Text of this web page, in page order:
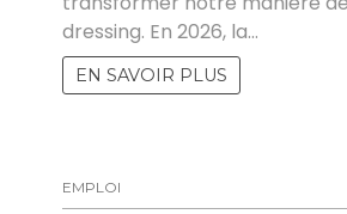
dressing. En 2026, la…
EN SAVOIR PLUS
EMPLOI